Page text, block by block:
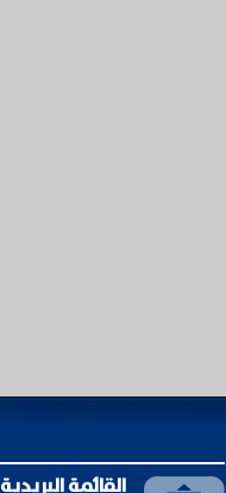
القائمة البريدية